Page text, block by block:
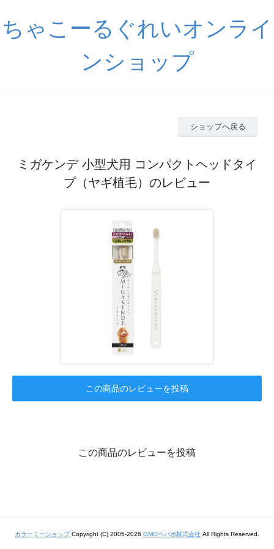
ちゃこーるぐれいオンライ
ンショップ
ショップへ戻る
ミガケンデ 小型犬用 コンパクトヘッドタイ
プ（ヤギ植毛）のレビュー
この商品のレビューを投稿
この商品のレビューを投稿
カラーミーショップCopyright (C) 2005-2026 GMOペパボ株式会社 All Rights Reserved.